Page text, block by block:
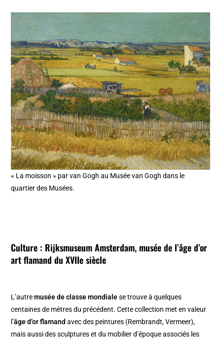
« La moisson » par van Gogh au Musée van Gogh dans le
quartier des Musées.
Culture : Rijksmuseum Amsterdam, musée de l’âge d’or
art flamand du XVIIe siècle
L’autremusée de classe mondialese trouve à quelques
centaines de mètres du précédent. Cette collection met en valeur
l’âge d’or flamand avec des peintures (Rembrandt, Vermeer),
mais aussi des sculptures et du mobilier d’époque associés les